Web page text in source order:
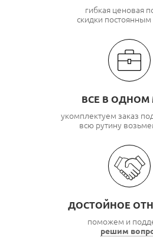
гибкая ценовая
скидки
ВСЕ В ОДНОМ
укомплектуем заказ
всю рутину
ДОСТОЙНОЕ
поможем и
решим